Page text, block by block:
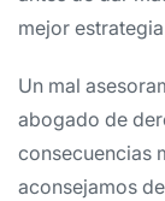
mejor
Un mal
abogado de
consecuencias
aconsejamos